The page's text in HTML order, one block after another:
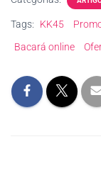
Tags: KK45
Bacará online